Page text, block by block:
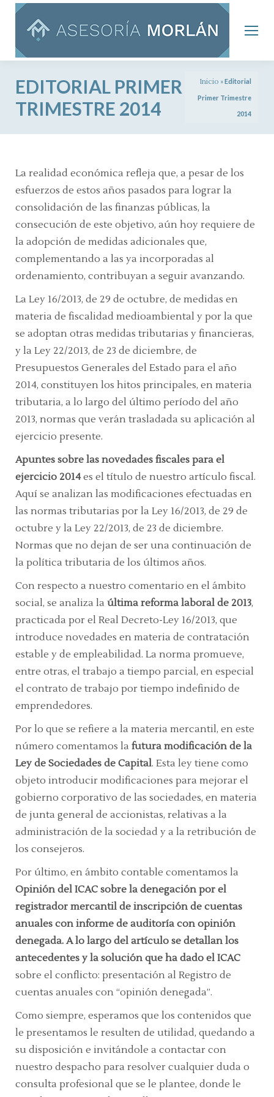
EDITORIAL PRIMER
TRIMESTRE 2014
Inicio »Editorial
Primer Trimestre
2014
La realidad económica refleja que, a pesar de los
esfuerzos de estos años pasados para lograr la
consolidación de las finanzas públicas, la
consecución de este objetivo, aún hoy requiere de
la adopción de medidas adicionales que,
complementando a las ya incorporadas al
ordenamiento, contribuyan a seguir avanzando.
La Ley 16/2013, de 29 de octubre, de medidas en
materia de fiscalidad medioambiental y por la que
se adoptan otras medidas tributarias y financieras,
y la Ley 22/2013, de 23 de diciembre, de
Presupuestos Generales del Estado para el año
2014, constituyen los hitos principales, en materia
tributaria, a lo largo del último período del año
2013, normas que verán trasladada su aplicación al
ejercicio presente.
Apuntes sobre las novedades fiscales para el
ejercicio 2014es el título de nuestro artículo fiscal.
Aquí se analizan las modificaciones efectuadas en
las normas tributarias por la Ley 16/2013, de 29 de
octubre y la Ley 22/2013, de 23 de diciembre.
Normas que no dejan de ser una continuación de
la política tributaria de los últimos años.
Con respecto a nuestro comentario en el ámbito
social, se analiza la última reforma laboral de 2013,
practicada por el Real Decreto-Ley 16/2013, que
introduce novedades en materia de contratación
estable y de empleabilidad. La norma promueve,
entre otras, el trabajo a tiempo parcial, en especial
el contrato de trabajo por tiempo indefinido de
emprendedores.
Por lo que se refiere a la materia mercantil, en este
número comentamos la futura modificación de la
Ley de Sociedades de Capital. Esta ley tiene como
objeto introducir modificaciones para mejorar el
gobierno corporativo de las sociedades, en materia
de junta general de accionistas, relativas a la
administración de la sociedad y a la retribución de
los consejeros.
Por último, en ámbito contable comentamos la
Opinión del ICAC sobre la denegación por el
registrador mercantil de inscripción de cuentas
anuales con informe de auditoría con opinión
denegada. A lo largo del artículo se detallan los
antecedentes y la solución que ha dado el ICAC
sobre el conflicto: presentación al Registro de
cuentas anuales con “opinión denegada”.
Como siempre, esperamos que los contenidos que
le presentamos le resulten de utilidad, quedando a
su disposición e invitándole a contactar con
nuestro despacho para resolver cualquier duda o
consulta profesional que se le plantee, donde le